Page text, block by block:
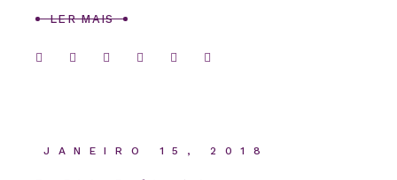
LER MAIS
JANEIRO 15, 2018